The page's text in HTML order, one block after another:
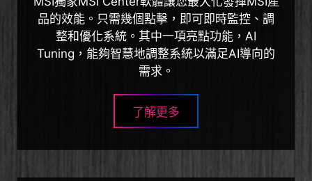
品的效能。只需幾個點擊，即可即時監控、調
整和優化系統。其中一項亮點功能，AI
Tuning，能夠智慧地調整系統以滿足AI導向的
需求。
了解更多